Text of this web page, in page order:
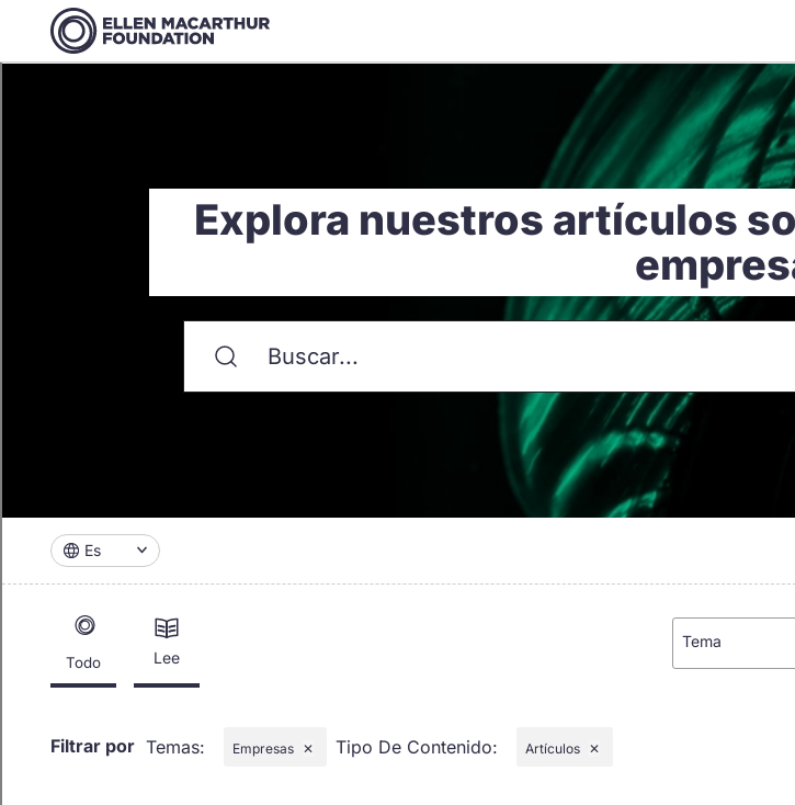
Explora nuestros artículos
Es
Todo Lee
Tema
Filtrar por Temas: Empresas ✕ Tipo De Contenido: Artículos ✕